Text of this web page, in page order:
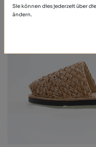
Sie können dies jederzeit über
ändern.